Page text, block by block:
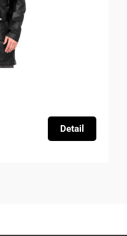
Detail